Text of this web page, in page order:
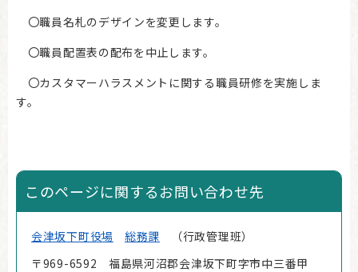
〇職員名札のデザインを変更します。
〇職員配置表の配布を中止します。
〇カスタマーハラスメントに関する職員研修を実施しま
す。
このページに関するお問い合わせ先
会津坂下町役場 総務課
行政管理班
〒969-6592 福島県河沼郡会津坂下町字市中三番甲